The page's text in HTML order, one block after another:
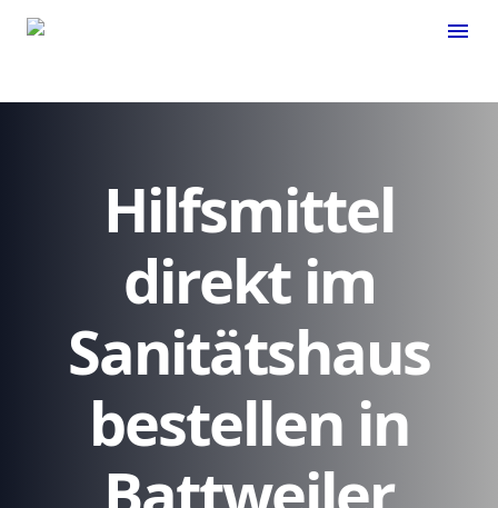
menu
Hilfsmittel
direkt im
Sanitätshaus
bestellen in